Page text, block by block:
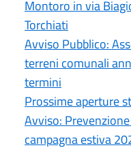
Montoro in via
Torchiati
Avviso Pubblico:
terreni comunali
termini
Prossime aperture
Avviso:
campagna estiva